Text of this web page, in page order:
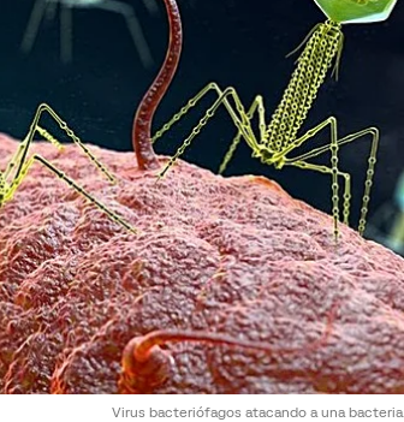
Virus bacteriófagos atacando a una bacteria.